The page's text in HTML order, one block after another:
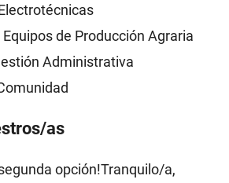
de Producción Agraria
Administrativa
as
opción!Tranquilo/a,